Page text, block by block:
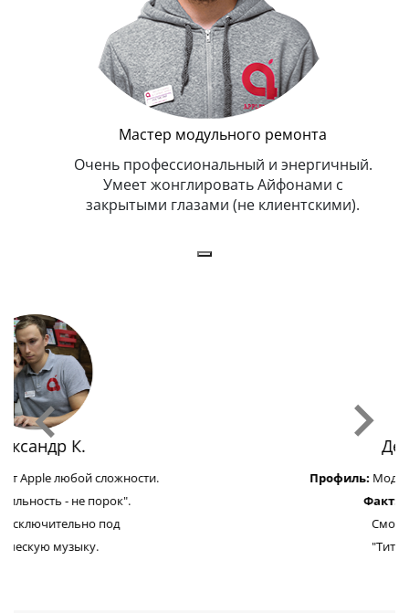
Мастер модульного ремонта
Очень профессиональный и энергичный.
Умеет жонглировать Айфонами с
закрытыми глазами (не клиентскими).
Профиль:
Модульный ремонт Apple.